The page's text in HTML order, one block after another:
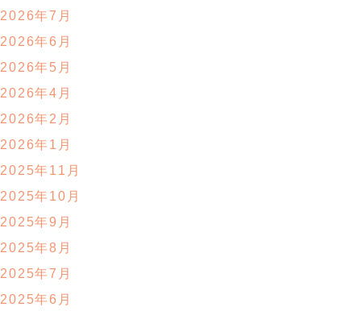
2026年7月
2026年6月
2026年5月
2026年4月
2026年2月
2026年1月
2025年11月
2025年10月
2025年9月
2025年8月
2025年7月
2025年6月